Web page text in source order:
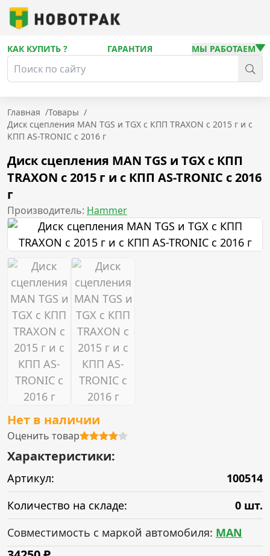
КАК КУПИТЬ ? ГАРАНТИЯ МЫ РАБОТАЕМ
Главная /Товары /
Диск сцепления MAN TGS и TGX с КПП TRAXON с 2015 г и с
КПП AS-TRONIC с 2016 г
Диск сцепления MAN TGS и TGX с КПП
TRAXON с 2015 г и с КПП AS-TRONIC с 2016
г
Производитель: Hammer
Нет в наличии
Оценить товар
Характеристики:
Артикул:
100514
Количество на складе:
0 шт.
Совместимость с маркой автомобиля: MAN